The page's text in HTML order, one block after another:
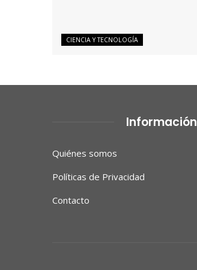
CIENCIA Y TECNOLOGÍA
Información
Quiénes somos
Políticas de Privacidad
Contacto